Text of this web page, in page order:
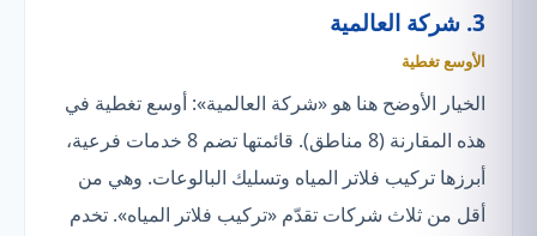
3. شركة العالمية
الأوسع تغطية
الخيار الأوضح هنا هو «شركة العالمية»: أوسع تغطية في
هذه المقارنة (8 مناطق). قائمتها تضم 8 خدمات فرعية،
أبرزها تركيب فلاتر المياه وتسليك البالوعات. وهي من
أقل من ثلاث شركات تقدّم «تركيب فلاتر المياه». تخدم